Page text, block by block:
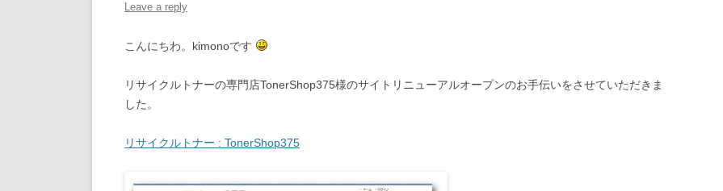
Leave a reply
こんにちわ。kimonoです
リサイクルトナーの専門店TonerShop375様のサイトリニューアルオープンのお手伝いをさせていただきま
した。
リサイクルトナー : TonerShop375